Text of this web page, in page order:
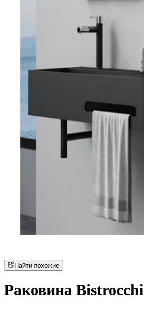
Найти похожие
Раковина Bistrocchi